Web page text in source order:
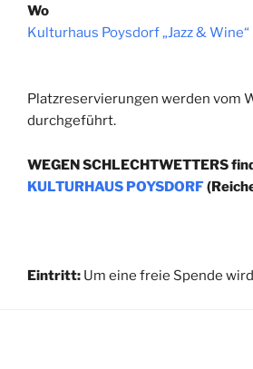
Wo
Kulturhaus Poysdorf „Jazz & Wine“
Platzreservierungen werden vom
durchgeführt.
WEGEN SCHLECHTWETTERS
KULTURHAUS POYSDORF
Eintritt: Um eine freie Spende